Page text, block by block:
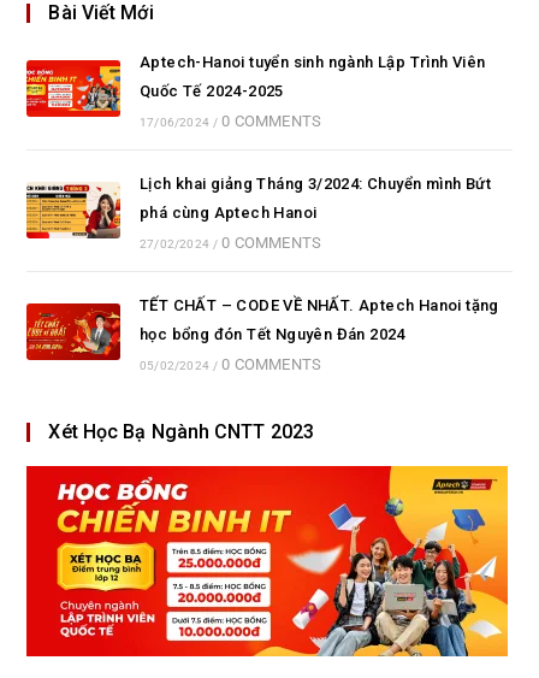
Bài Viết Mới
Aptech-Hanoi tuyển sinh ngành Lập Trình Viên
Quốc Tế 2024-2025
17/06/2024 / 0 COMMENTS
Lịch khai giảng Tháng 3/2024: Chuyển mình Bứt
phá cùng Aptech Hanoi
27/02/2024 / 0 COMMENTS
TẾT CHẤT – CODE VỀ NHẤT. Aptech Hanoi tặng
học bổng đón Tết Nguyên Đán 2024
05/02/2024 / 0 COMMENTS
Xét Học Bạ Ngành CNTT 2023